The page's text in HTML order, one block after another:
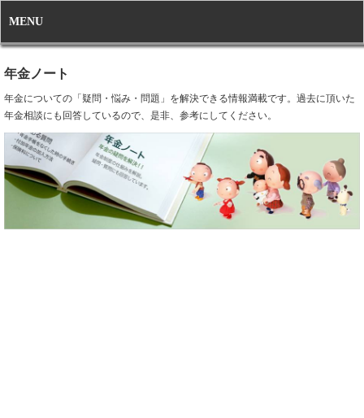
MENU
年金ノート
年金についての「疑問・悩み・問題」を解決できる情報満載です。過去に頂いた
年金相談にも回答しているので、是非、参考にしてください。